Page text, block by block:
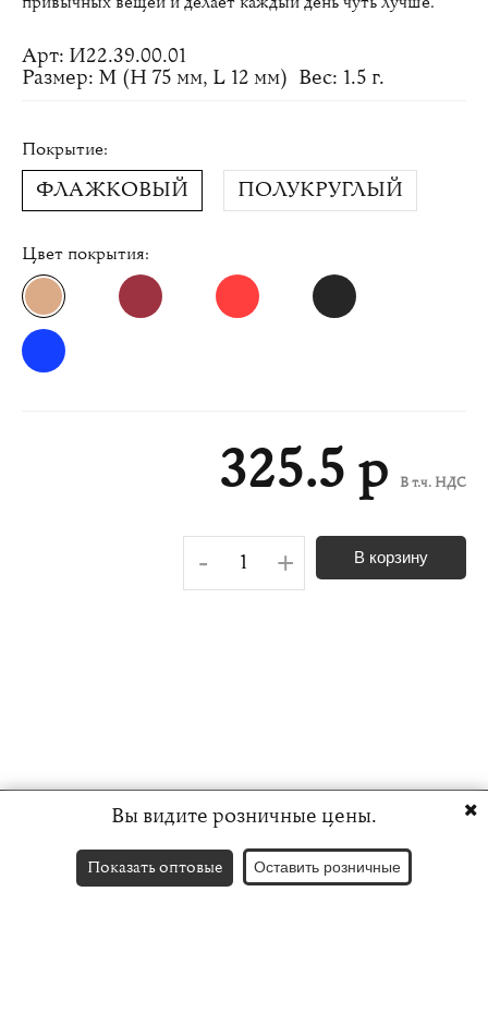
Арт: И22.39.00.01
Размер: M (H 75 мм, L 12 мм) Вес: 1.5 г.
Покрытие:
ФЛАЖКОВЫЙ ПОЛУКРУГЛЫЙ
Цвет покрытия:
325.5 р В т.ч. НДС
- + В корзину
Вы видите розничные цены.
Показать оптовые Оставить розничные